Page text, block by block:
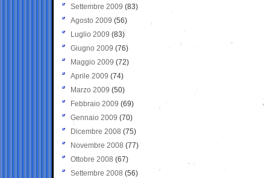
Settembre 2009 (83)
Agosto 2009 (56)
Luglio 2009 (83)
Giugno 2009 (76)
Maggio 2009 (72)
Aprile 2009 (74)
Marzo 2009 (50)
Febbraio 2009 (69)
Gennaio 2009 (70)
Dicembre 2008 (75)
Novembre 2008 (77)
Ottobre 2008 (67)
Settembre 2008 (56)